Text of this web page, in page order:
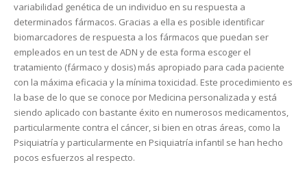
variabilidad genética de un individuo en su respuesta a
determinados fármacos. Gracias a ella es posible identificar
biomarcadores de respuesta a los fármacos que puedan ser
empleados en un test de ADN y de esta forma escoger el
tratamiento (fármaco y dosis) más apropiado para cada paciente
con la máxima eficacia y la mínima toxicidad. Este procedimiento es
la base de lo que se conoce por Medicina personalizada y está
siendo aplicado con bastante éxito en numerosos medicamentos,
particularmente contra el cáncer, si bien en otras áreas, como la
Psiquiatría y particularmente en Psiquiatría infantil se han hecho
pocos esfuerzos al respecto.